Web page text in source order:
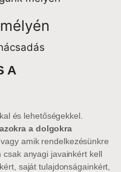
és lehetőségekkel.
a dolgokra
amik rendelkezésünkre
anyagi javainkért kell
saját tulajdonságainkért,